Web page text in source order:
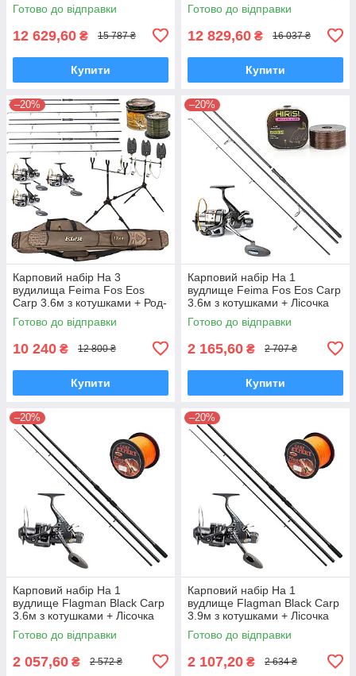
Готово до відправки
12 629,60 ₴ 15 787 ₴
Купити
Готово до відправки
12 829,60 ₴ 16 037 ₴
Купити
–20%
Карповий набір На 3
вудилища Feima Fos Eos
Carp 3.6м з котушками + Род-
под + Сигназатори + Чохол
Готово до відправки
10 240 ₴ 12 800 ₴
Купити
–20%
Карповий набір На 1
вудлище Feima Fos Eos Carp
3.6м з котушками + Лісочка
Готово до відправки
2 165,60 ₴ 2 707 ₴
Купити
–20%
Карповий набір На 1
вудлище Flagman Black Carp
3.6м з котушками + Лісочка
Готово до відправки
2 057,60 ₴ 2 572 ₴
–20%
Карповий набір На 1
вудлище Flagman Black Carp
3.9м з котушками + Лісочка
Готово до відправки
2 107,20 ₴ 2 634 ₴